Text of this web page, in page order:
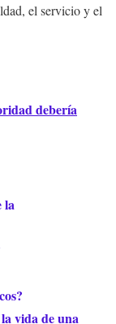
el servicio y el
debería
la
vida de una